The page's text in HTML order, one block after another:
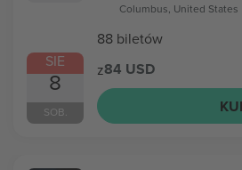
SIE
8
SOB.
Columbus, United States
88 biletów
z84 USD